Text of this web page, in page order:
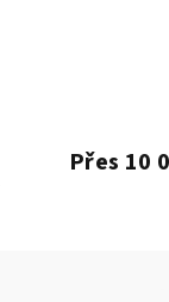
Přes 10